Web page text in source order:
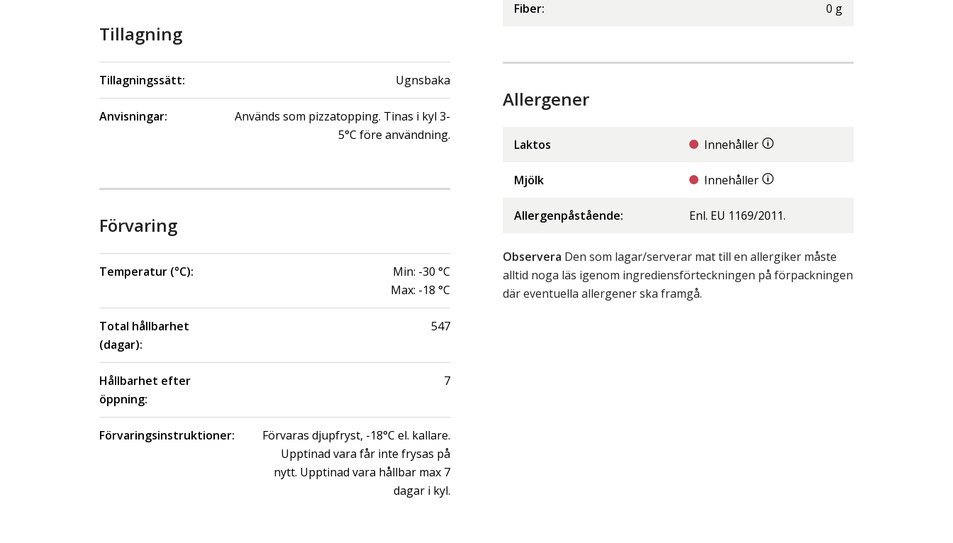
Tillagning
Tillagningssätt: Ugnsbaka
Anvisningar:
Används som pizzatopping. Tinas i kyl 3-
5°C före användning.
Förvaring
Temperatur (°C): Min: -30 °C
Max: -18 °C
Total hållbarhet
(dagar):
547
Hållbarhet efter
öppning:
7
Förvaringsinstruktioner:
Förvaras djupfryst, -18°C el. kallare.
Upptinad vara får inte frysas på
nytt. Upptinad vara hållbar max 7
dagar i kyl.
Fiber: 0 g
Allergener
Laktos Innehåller
Mjölk Innehåller
Allergenpåstående: Enl. EU 1169/2011.
Observera Den som lagar/serverar mat till en allergiker måste
alltid noga läs igenom ingrediensförteckningen på förpackningen
där eventuella allergener ska framgå.